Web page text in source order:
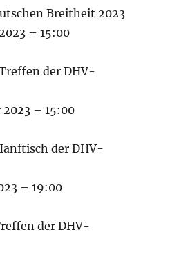
Breitheit 2023
– 15:00
der DHV-
– 15:00
der DHV-
– 19:00
der DHV-